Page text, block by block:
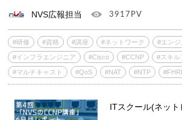
NVS広報担当 3917PV
#研修 #資格 #講座 #ネットワーク #エンジ
#インフラエンジニア #Cisco #CCNP #スキル
#マルチキャスト #QoS #NAT #NTP
ITスクール(ネッ